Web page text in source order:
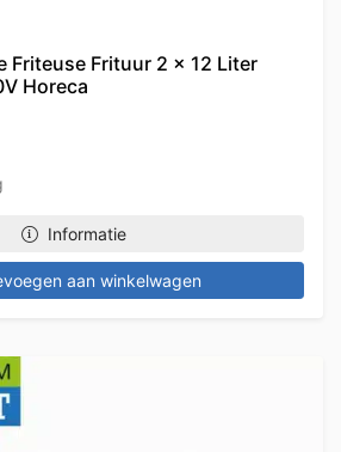
Friteuse Frituur 2 x 12 Liter
Horeca
Informatie
aan winkelwagen